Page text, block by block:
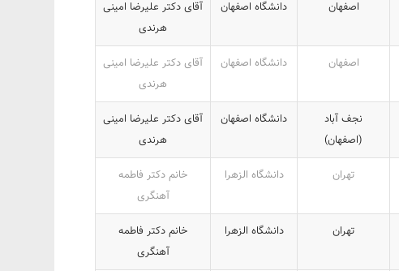
اصفهان دانشگاه اصفهان
آقای دکتر علیرضا امینی
هرندی
اصفهان دانشگاه اصفهان
آقای دکتر علیرضا امینی
هرندی
نجف آباد
(اصفهان)
دانشگاه اصفهان
آقای دکتر علیرضا امینی
هرندی
تهران دانشگاه الزهرا
خانم دکتر فاطمه
آهنگری
تهران دانشگاه الزهرا
خانم دکتر فاطمه
آهنگری